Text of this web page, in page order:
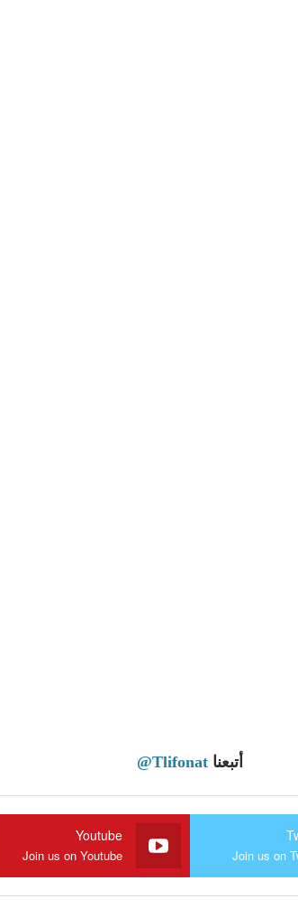
أتبعنا @Tlifonat
Join us on
Youtube
Join us on Youtube